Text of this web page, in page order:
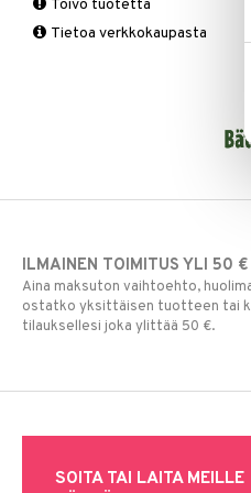
Tukisukat
Polvisukat
Yliherkkyys ruoalle
Laktoori-intoleranssi
tukkoisuus
Kromi
Magnesium
Toivo tuotetta
Tietoa verkkokaupasta
ILMAINEN TOIMITUS YLI 50 €
Aina maksuton vaihtoehto,
ostatko yksittäisen tuotteen tai
tilauksellesi joka ylittää 50 €.
SOITA TAI LAITA MEILLE